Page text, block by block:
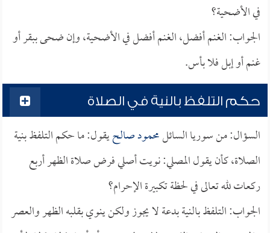
في الأضحية؟
الجواب: الغنم أفضل، الغنم أفضل في الأضحية، وإن ضحى ببقر أو
غنم أو إبل فلا بأس.
حكم التلفظ بالنية في الصلاة
السؤال: من سوريا السائلمحمود صالحيقول: ما حكم التلفظ بنية
الصلاة، كأن يقول المصلي: نويت أصلي فرض صلاة الظهر أربع
ركعات لله تعالى في لحظة تكبيرة الإحرام؟
الجواب: التلفظ بالنية بدعة لا يجوز ولكن ينوي بقلبه الظهر والعصر